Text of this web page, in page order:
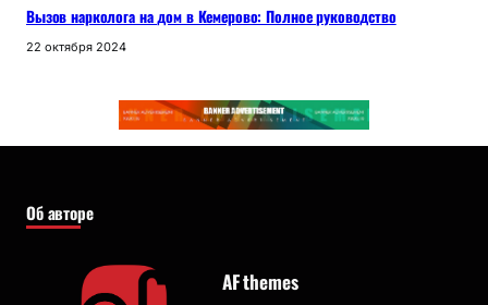
Вызов нарколога на дом в Кемерово: Полное руководство
22 октября 2024
Об авторе
AF themes